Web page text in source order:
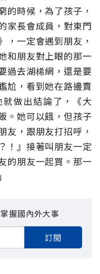
的時候，為了孩子，
家長會成員，對東門
，一定會遇到朋友，
和朋友對上眼的那一
過去湖桸網，還是要
尬，看到她在路邊賣
做出結論了，《大
。她可以餓，但孩子
友，跟朋友打招呼，
！』接著叫朋友一定
的朋友一起買。那一
握國內外大事
訂閱